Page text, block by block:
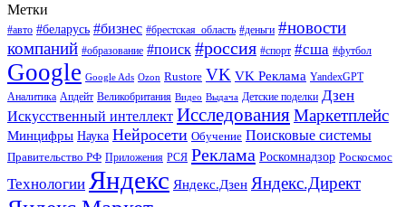
Метки
#авто #беларусь #бизнес #брестская_область #деньги #новости
компаний #образование #поиск #россия #спорт #сша #футбол
Google Google Ads Ozon Rustore VK VK Реклама YandexGPT
Аналитика Апдейт Великобритания Видео Выдача Детские поделки Дзен
Искусственный интеллект ИсследованияМаркетплейс
Минцифры Наука Нейросети Обучение Поисковые системы
Правительство РФ Приложения РСЯ Реклама Роскомнадзор Роскосмос
Технологии Яндекс Яндекс.Дзен Яндекс.Директ